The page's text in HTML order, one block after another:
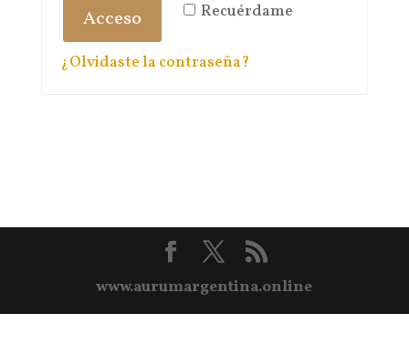
Recuérdame
Acceso
¿Olvidaste la contraseña?
www.aurumargentina.online